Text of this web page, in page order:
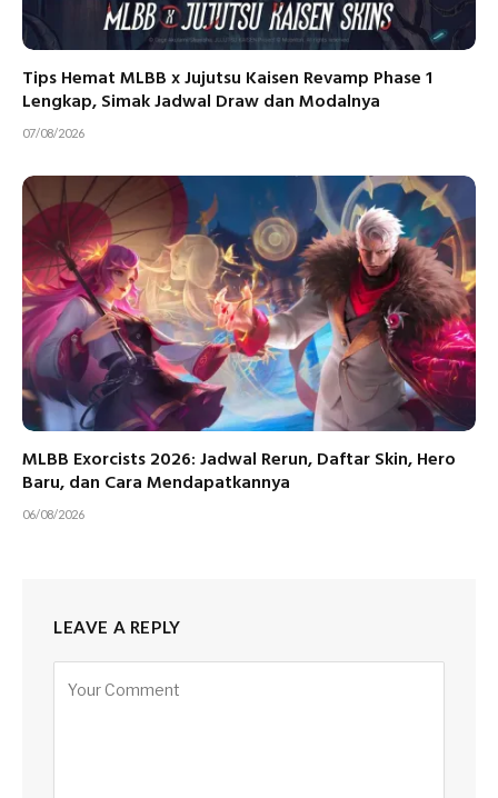
Tips Hemat MLBB x Jujutsu Kaisen Revamp Phase 1
Lengkap, Simak Jadwal Draw dan Modalnya
07/08/2026
MLBB Exorcists 2026: Jadwal Rerun, Daftar Skin, Hero
Baru, dan Cara Mendapatkannya
06/08/2026
LEAVE A REPLY